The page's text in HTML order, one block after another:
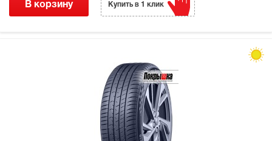
В корзину Купить в 1 клик